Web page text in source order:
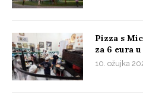
Pizza s
za 6 eura
10. ožujka